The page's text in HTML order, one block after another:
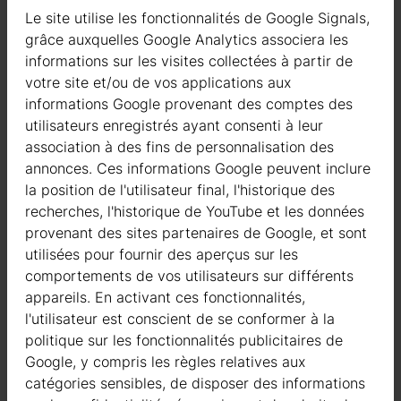
absorbant de chaleur que d’autres matériaux.
En définitive, il est indéniable que le bois devient de plus en plus
un matériau clé, essentiel dans la construction, grâce à sa
durabilité, sa polyvalence et ses propriétés exceptionnelles.
Son utilisation, désormais vaste, allant des maisons en bois aux
garages, en passant par les abris pour voitures, représente la
solution qui allie les besoins croissants de durabilité
environnementale et le désir de créer des espaces accueillants,
confortables et sains pour les habitants.
Types d’abris pour voitures en bois Galanis
Comme nous l’avons déjà mentionné, les abris pour voitures en
bois Galanis sont fabriqués à partir de sapin nordique certifié et
de la plus haute qualité.
Le site utilise les fonctionnalités de Google Signals,
grâce auxquelles Google Analytics associera les
informations sur les visites collectées à partir de
votre site et/ou de vos applications aux
informations Google provenant des comptes des
utilisateurs enregistrés ayant consenti à leur
association à des fins de personnalisation des
annonces. Ces informations Google peuvent inclure
la position de l'utilisateur final, l'historique des
recherches, l'historique de YouTube et les données
provenant des sites partenaires de Google, et sont
utilisées pour fournir des aperçus sur les
comportements de vos utilisateurs sur différents
appareils. En activant ces fonctionnalités,
l'utilisateur est conscient de se conformer à la
politique sur les fonctionnalités publicitaires de
Google, y compris les règles relatives aux
catégories sensibles, de disposer des informations